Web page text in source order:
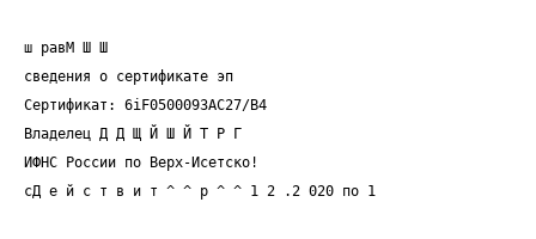
ш равМ Ш Ш
сведения о сертификате эп
Сертификат: 6iF0500093AC27/B4
Владелец Д Д Щ Й Ш Й Т Р Г
ИФНС России по Верх-Исетско!
сД е й с т в и т ^ ^ р ^ ^ 1 2 .2 020 по 1